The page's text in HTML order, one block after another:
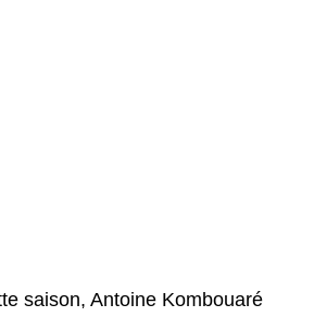
saison, Antoine Kombouaré